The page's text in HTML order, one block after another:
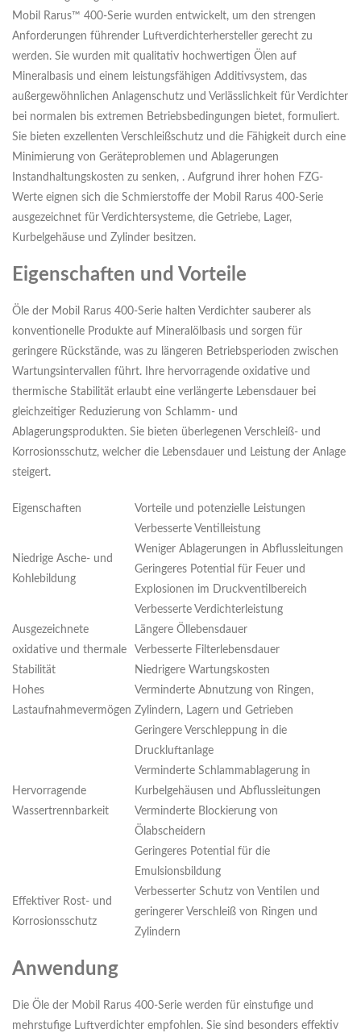
Mobil Rarus™ 400-Serie wurden entwickelt, um den strengen
Anforderungen führender Luftverdichterhersteller gerecht zu
werden. Sie wurden mit qualitativ hochwertigen Ölen auf
Mineralbasis und einem leistungsfähigen Additivsystem, das
außergewöhnlichen Anlagenschutz und Verlässlichkeit für Verdichter
bei normalen bis extremen Betriebsbedingungen bietet, formuliert.
Sie bieten exzellenten Verschleißschutz und die Fähigkeit durch eine
Minimierung von Geräteproblemen und Ablagerungen
Instandhaltungskosten zu senken, . Aufgrund ihrer hohen FZG-
Werte eignen sich die Schmierstoffe der Mobil Rarus 400-Serie
ausgezeichnet für Verdichtersysteme, die Getriebe, Lager,
Kurbelgehäuse und Zylinder besitzen.
Eigenschaften und Vorteile
Öle der Mobil Rarus 400-Serie halten Verdichter sauberer als
konventionelle Produkte auf Mineralölbasis und sorgen für
geringere Rückstände, was zu längeren Betriebsperioden zwischen
Wartungsintervallen führt. Ihre hervorragende oxidative und
thermische Stabilität erlaubt eine verlängerte Lebensdauer bei
gleichzeitiger Reduzierung von Schlamm- und
Ablagerungsprodukten. Sie bieten überlegenen Verschleiß- und
Korrosionsschutz, welcher die Lebensdauer und Leistung der Anlage
steigert.
Eigenschaften Vorteile und potenzielle Leistungen
Niedrige Asche- und
Kohlebildung
Verbesserte Ventilleistung
Weniger Ablagerungen in Abflussleitungen
Geringeres Potential für Feuer und
Explosionen im Druckventilbereich
Verbesserte Verdichterleistung
Ausgezeichnete
oxidative und thermale
Stabilität
Längere Öllebensdauer
Verbesserte Filterlebensdauer
Niedrigere Wartungskosten
Hohes
Lastaufnahmevermögen
Verminderte Abnutzung von Ringen,
Zylindern, Lagern und Getrieben
Hervorragende
Wassertrennbarkeit
Geringere Verschleppung in die
Druckluftanlage
Verminderte Schlammablagerung in
Kurbelgehäusen und Abflussleitungen
Verminderte Blockierung von
Ölabscheidern
Geringeres Potential für die
Emulsionsbildung
Effektiver Rost- und
Korrosionsschutz
Verbesserter Schutz von Ventilen und
geringerer Verschleiß von Ringen und
Zylindern
Anwendung
Die Öle der Mobil Rarus 400-Serie werden für einstufige und
mehrstufige Luftverdichter empfohlen. Sie sind besonders effektiv